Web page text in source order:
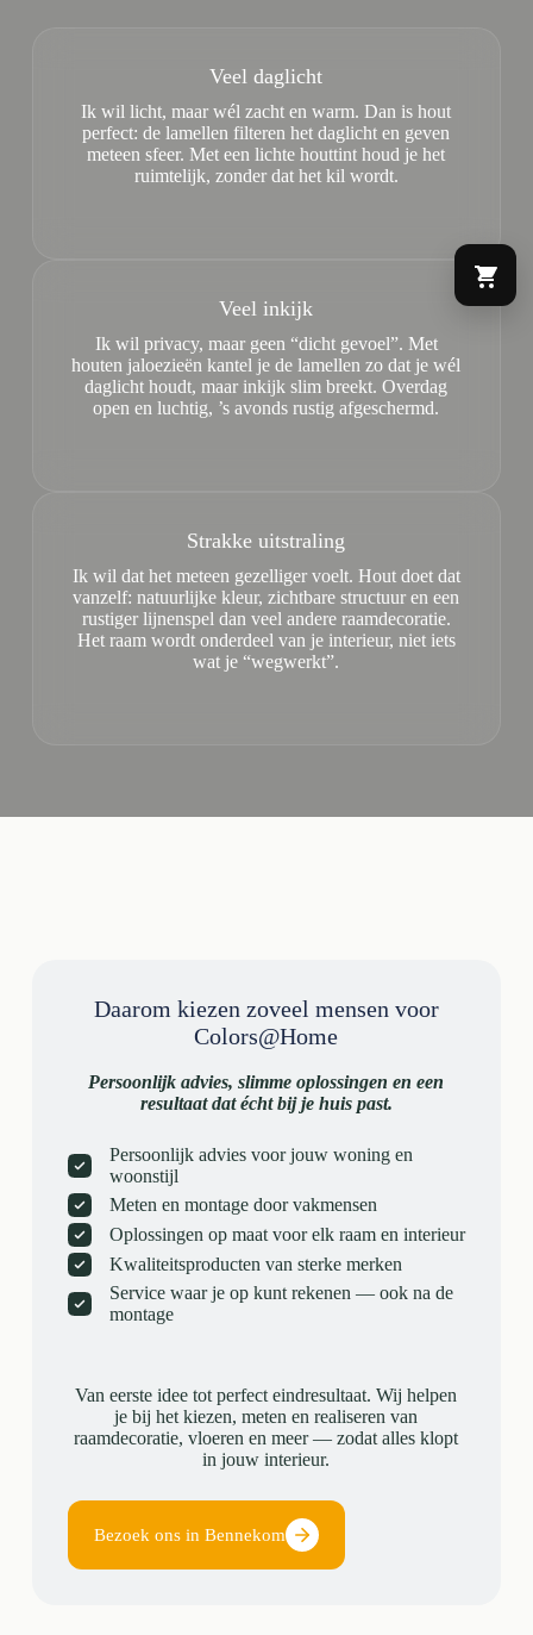
Veel daglicht
Ik wil licht, maar wél zacht en warm. Dan is hout
perfect: de lamellen filteren het daglicht en geven
meteen sfeer. Met een lichte houttint houd je het
ruimtelijk, zonder dat het kil wordt.
Veel inkijk
Ik wil privacy, maar geen “dicht gevoel”. Met
houten jaloezieën kantel je de lamellen zo dat je wél
daglicht houdt, maar inkijk slim breekt. Overdag
open en luchtig, ’s avonds rustig afgeschermd.
Strakke uitstraling
Ik wil dat het meteen gezelliger voelt. Hout doet dat
vanzelf: natuurlijke kleur, zichtbare structuur en een
rustiger lijnenspel dan veel andere raamdecoratie.
Het raam wordt onderdeel van je interieur, niet iets
wat je “wegwerkt”.
Daarom kiezen zoveel mensen voor
Colors@Home
Persoonlijk advies, slimme oplossingen en een
resultaat dat écht bij je huis past.
Persoonlijk advies voor jouw woning en
woonstijl
Meten en montage door vakmensen
Oplossingen op maat voor elk raam en interieur
Kwaliteitsproducten van sterke merken
Service waar je op kunt rekenen — ook na de
montage
Van eerste idee tot perfect eindresultaat. Wij helpen
je bij het kiezen, meten en realiseren van
raamdecoratie, vloeren en meer — zodat alles klopt
in jouw interieur.
Bezoek ons in Bennekom